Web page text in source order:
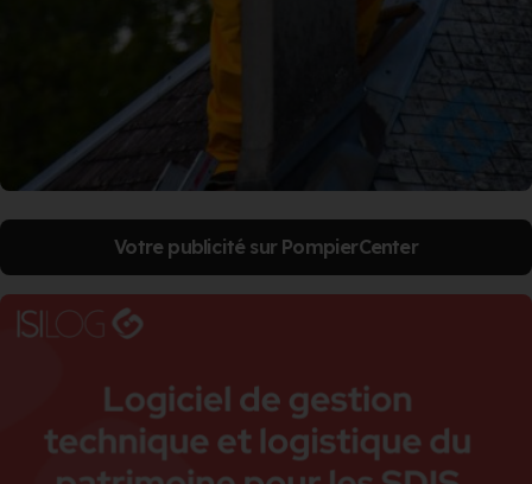
Votre publicité sur PompierCenter